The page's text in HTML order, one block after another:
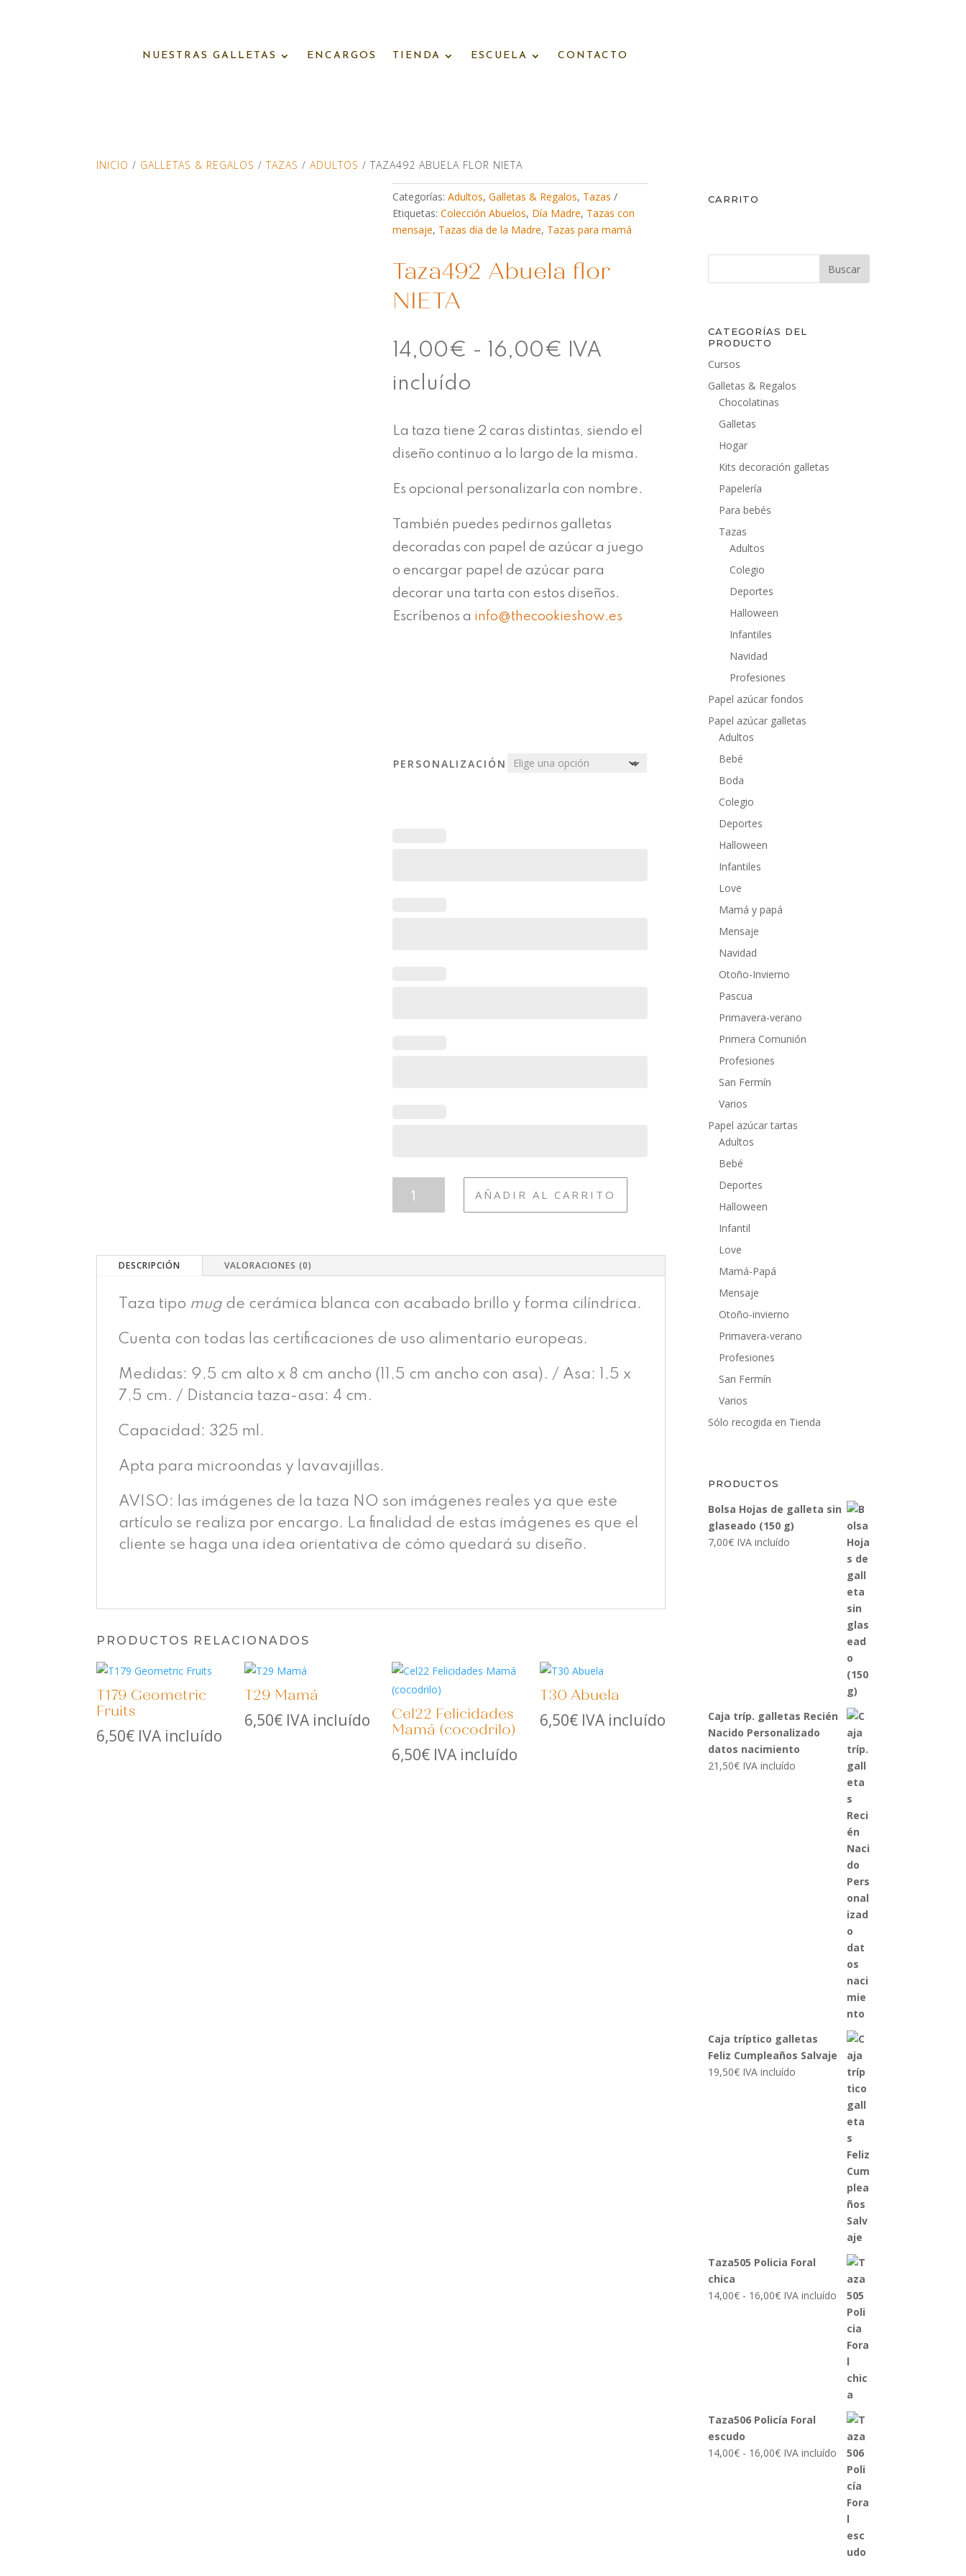
NUESTRAS GALLETAS ENCARGOS TIENDA ESCUELA CONTACTO
INICIO / GALLETAS & REGALOS /TAZAS /ADULTOS / TAZA492 ABUELA FLOR NIETA
Categorías:Adultos,Galletas & Regalos, Tazas
Etiquetas:Colección Abuelos, Día Madre, Tazas con
mensaje, Tazas dia de la Madre, Tazas para mamá
Taza492 Abuela flor
NIETA
14,00€ - 16,00€ Rango
desde
14,00€
hasta
16,00€
IVA
incluído
La taza tiene 2 caras distintas, siendo el
diseño continuo a lo largo de la misma.
Es opcional personalizarla con nombre.
También puedes pedirnos galletas
decoradas con papel de azúcar a juego
o encargar papel de azúcar para
decorar una tarta con estos diseños.
Escríbenos a info@thecookieshow.es
PERSONALIZACIÓN
ABUELA
AÑADIR AL CARRITO
DESCRIPCIÓN VALORACIONES (0)
Taza tipo mug de cerámica blanca con acabado brillo y forma cilíndrica.
Cuenta con todas las certificaciones de uso alimentario europeas.
Medidas: 9,5 cm alto x 8 cm ancho (11,5 cm ancho con asa). / Asa: 1,5 x
7,5 cm. / Distancia taza-asa: 4 cm.
Capacidad: 325 ml.
Apta para microondas y lavavajillas.
AVISO: las imágenes de la taza NO son imágenes reales ya que este
artículo se realiza por encargo. La finalidad de estas imágenes es que el
cliente se haga una idea orientativa de cómo quedará su diseño.
PRODUCTOS RELACIONADOS
T179 Geometric
Fruits
6,50€ IVA incluído
T29 Mamá
6,50€ IVA incluído
Cel22 Felicidades
Mamá (cocodrilo)
6,50€ IVA incluído
T30 Abuela
6,50€ IVA incluído
CARRITO
CATEGORÍAS DEL
PRODUCTO
Cursos
Galletas & Regalos
Chocolatinas
Galletas
Hogar
Kits decoración galletas
Papelería
Para bebés
Tazas
Adultos
Colegio
Deportes
Halloween
Infantiles
Navidad
Profesiones
Papel azúcar fondos
Papel azúcar galletas
Adultos
Bebé
Boda
Colegio
Deportes
Halloween
Infantiles
Love
Mamá y papá
Mensaje
Navidad
Otoño-Invierno
Pascua
Primavera-verano
Primera Comunión
Profesiones
San Fermín
Varios
Papel azúcar tartas
Adultos
Bebé
Deportes
Halloween
Infantil
Love
Mamá-Papá
Mensaje
Otoño-invierno
Primavera-verano
Profesiones
San Fermín
Varios
Sólo recogida en Tienda
PRODUCTOS
Bolsa Hojas de galleta sin
glaseado (150 g)
7,00€ IVA incluído
Caja tríp. galletas Recién
Nacido Personalizado
datos nacimiento
21,50€ IVA incluído
Caja tríptico galletas
Feliz Cumpleaños Salvaje
19,50€ IVA incluído
Taza505 Policia Foral
chica
14,00€ - 16,00€Rango
IVA incluído
Taza506 Policía Foral
escudo
14,00€ - 16,00€Rango
IVA incluído